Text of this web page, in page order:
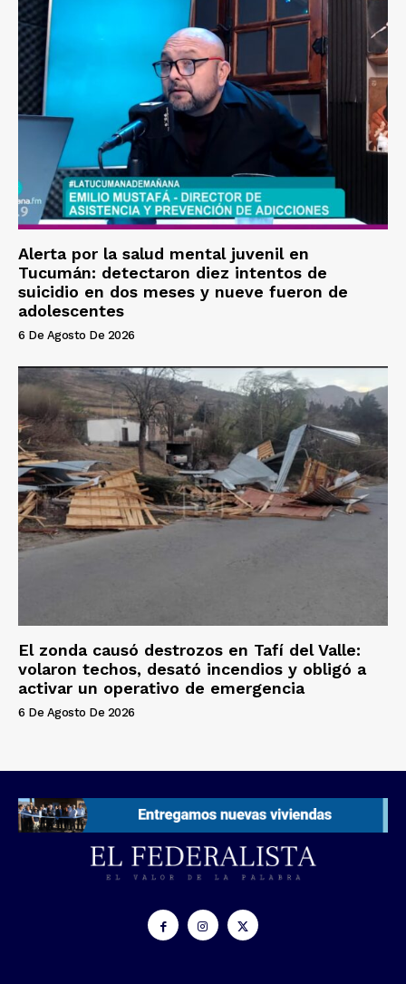
Alerta por la salud mental juvenil en
Tucumán: detectaron diez intentos de
suicidio en dos meses y nueve fueron de
adolescentes
6 De Agosto De 2026
El zonda causó destrozos en Tafí del Valle:
volaron techos, desató incendios y obligó a
activar un operativo de emergencia
6 De Agosto De 2026